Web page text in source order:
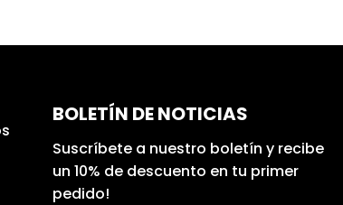
BOLETÍN DE NOTICIAS
Suscríbete a nuestro boletín y recibe
un 10% de descuento en tu primer
pedido!